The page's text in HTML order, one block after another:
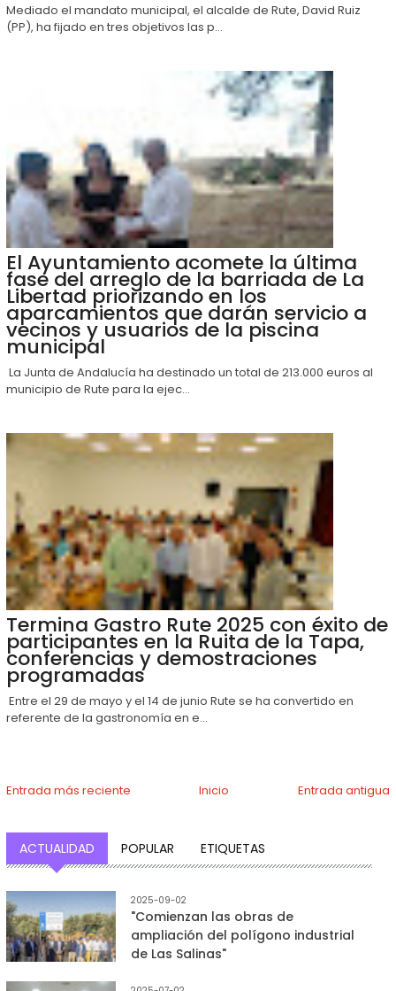
Mediado el mandato municipal, el alcalde de Rute, David Ruiz
(PP), ha fijado en tres objetivos las p...
El Ayuntamiento acomete la última
fase del arreglo de la barriada de La
Libertad priorizando en los
aparcamientos que darán servicio a
vecinos y usuarios de la piscina
municipal
La Junta de Andalucía ha destinado un total de 213.000 euros al
municipio de Rute para la ejec...
Termina Gastro Rute 2025 con éxito de
participantes en la Ruita de la Tapa,
conferencias y demostraciones
programadas
Entre el 29 de mayo y el 14 de junio Rute se ha convertido en
referente de la gastronomía en e...
Entrada más reciente Entrada antigua
Inicio
ACTUALIDAD POPULAR ETIQUETAS
2025-09-02
"Comienzan las obras de
ampliación del polígono industrial
de Las Salinas"